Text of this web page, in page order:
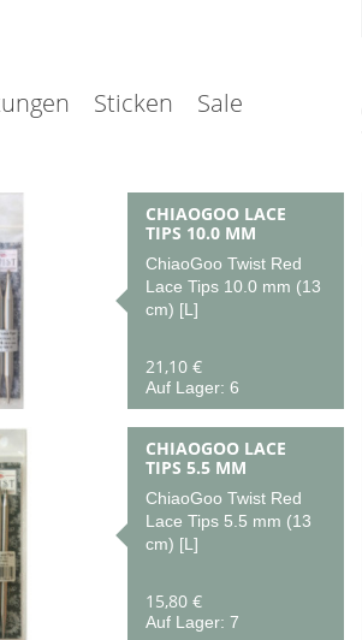
Sticken
Sale
CHIAOGOO LACE
TIPS 10.0 MM
ChiaoGoo Twist Red
Lace Tips 10.0 mm (13
cm) [L]
21,10 €
Auf Lager: 6
CHIAOGOO LACE
TIPS 5.5 MM
ChiaoGoo Twist Red
Lace Tips 5.5 mm (13
cm) [L]
15,80 €
Auf Lager: 7